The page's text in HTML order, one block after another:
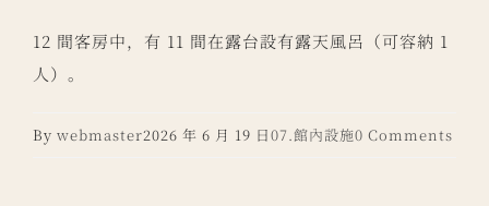
12 間客房中，有 11 間在露台設有露天風呂（可容納 1
人）。
By webmaster2026 年 6 月 19 日07.館內設施0 Comments